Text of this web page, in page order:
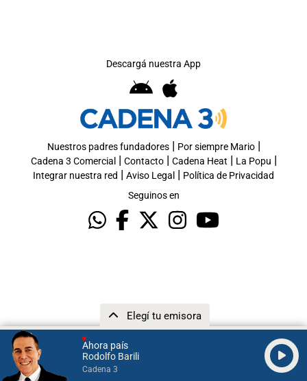
Ahora país
Rodolfo Barili
Cadena 3
Elegí tu emisora
Descargá nuestra App
Nuestros padres fundadores| Por siempre Mario|
Cadena 3 Comercial | Contacto| Cadena Heat | La Popu |
Integrar nuestra red | Aviso Legal | Política de Privacidad
Seguinos en